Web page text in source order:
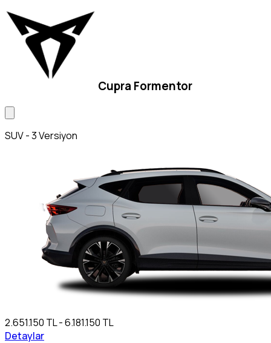
Cupra Formentor
SUV - 3 Versiyon
2.651.150 TL - 6.181.150 TL
Detaylar